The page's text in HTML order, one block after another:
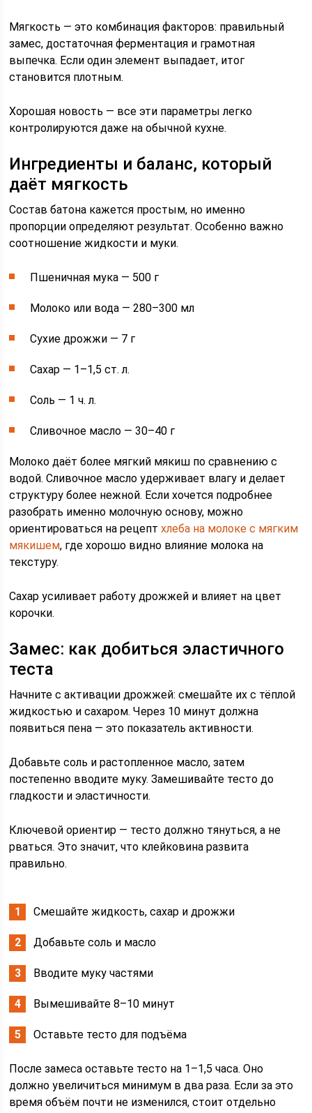
Мягкость — это комбинация факторов: правильный
замес, достаточная ферментация и грамотная
выпечка. Если один элемент выпадает, итог
становится плотным.
Хорошая новость — все эти параметры легко
контролируются даже на обычной кухне.
Ингредиенты и баланс, который
даёт мягкость
Состав батона кажется простым, но именно
пропорции определяют результат. Особенно важно
соотношение жидкости и муки.
Пшеничная мука — 500 г
Молоко или вода — 280–300 мл
Сухие дрожжи — 7 г
Сахар — 1–1,5 ст. л.
Соль — 1 ч. л.
Сливочное масло — 30–40 г
Молоко даёт более мягкий мякиш по сравнению с
водой. Сливочное масло удерживает влагу и делает
структуру более нежной. Если хочется подробнее
разобрать именно молочную основу, можно
ориентироваться на рецептхлеба на молоке с мягким
мякишем, где хорошо видно влияние молока на
текстуру.
Сахар усиливает работу дрожжей и влияет на цвет
корочки.
Замес: как добиться эластичного
теста
Начните с активации дрожжей: смешайте их с тёплой
жидкостью и сахаром. Через 10 минут должна
появиться пена — это показатель активности.
Добавьте соль и растопленное масло, затем
постепенно вводите муку. Замешивайте тесто до
гладкости и эластичности.
Ключевой ориентир — тесто должно тянуться, а не
рваться. Это значит, что клейковина развита
правильно.
Смешайте жидкость, сахар и дрожжи
Добавьте соль и масло
Вводите муку частями
Вымешивайте 8–10 минут
Оставьте тесто для подъёма
После замеса оставьте тесто на 1–1,5 часа. Оно
должно увеличиться минимум в два раза. Если за это
время объём почти не изменился, стоит отдельно